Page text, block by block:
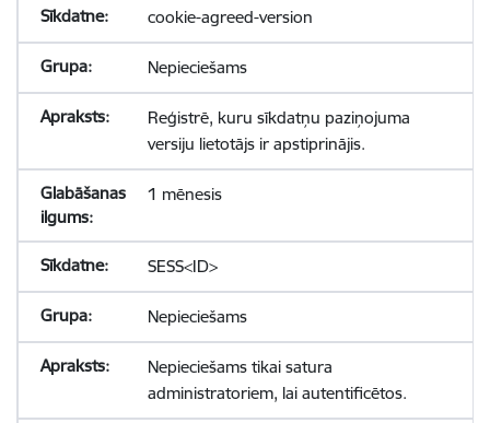
cookie-agreed-version
Nepieciešams
Reģistrē, kuru sīkdatņu paziņojuma
versiju lietotājs ir apstiprinājis.
1 mēnesis
SESS<ID>
Nepieciešams
Nepieciešams tikai satura
administratoriem, lai autentificētos.